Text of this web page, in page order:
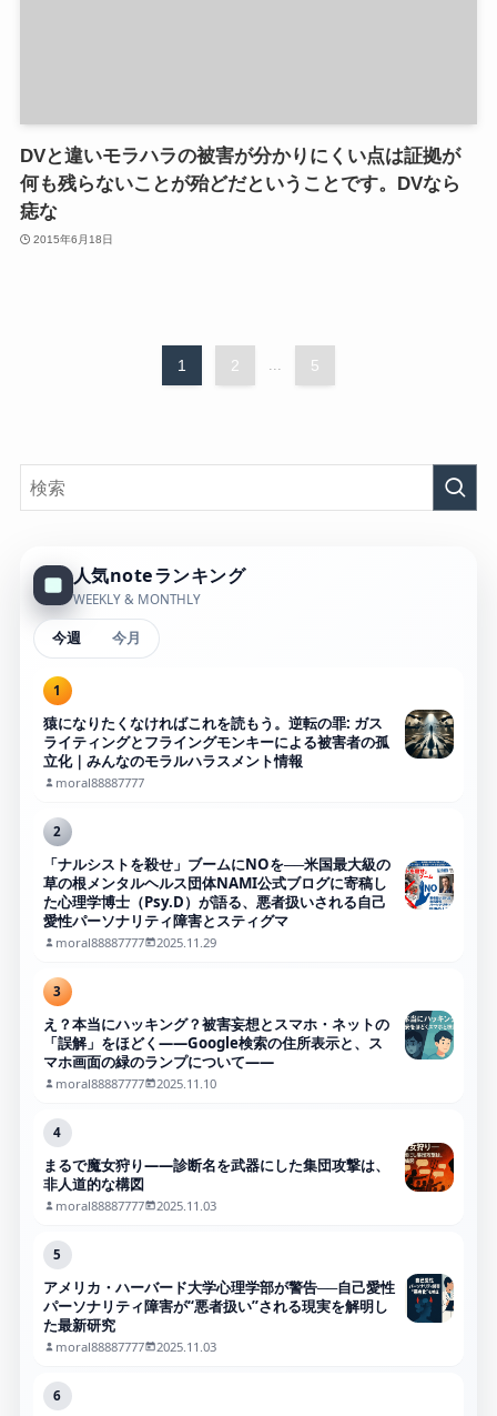
DVと違いモラハラの被害が分かりにくい点は証拠が
何も残らないことが殆どだということです。DVなら
痣な
2015年6月18日
1 2 ... 5
人気noteランキング
WEEKLY & MONTHLY
今週 今月
1
猿になりたくなければこれを読もう。逆転の罪: ガス
ライティングとフライングモンキーによる被害者の孤
立化｜みんなのモラルハラスメント情報
moral88887777
2
「ナルシストを殺せ」ブームにNOを──米国最大級の
草の根メンタルヘルス団体NAMI公式ブログに寄稿し
た心理学博士（Psy.D）が語る、悪者扱いされる自己
愛性パーソナリティ障害とスティグマ
moral88887777 2025.11.29
3
え？本当にハッキング？被害妄想とスマホ・ネットの
「誤解」をほどく――Google検索の住所表示と、ス
マホ画面の緑のランプについて――
moral88887777 2025.11.10
4
まるで魔女狩り——診断名を武器にした集団攻撃は、
非人道的な構図
moral88887777 2025.11.03
5
アメリカ・ハーバード大学心理学部が警告──自己愛性
パーソナリティ障害が“悪者扱い”される現実を解明し
た最新研究
moral88887777 2025.11.03
6